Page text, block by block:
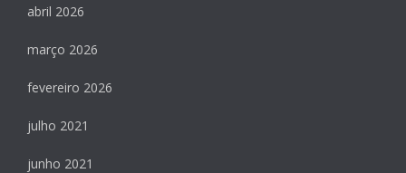
abril 2026
março 2026
fevereiro 2026
julho 2021
junho 2021